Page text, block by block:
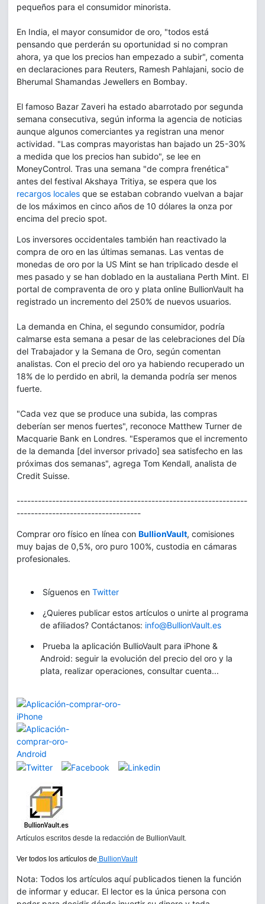
pequeños para el consumidor minorista.
En India, el mayor consumidor de oro, "todos está
pensando que perderán su oportunidad si no compran
ahora, ya que los precios han empezado a subir", comenta
en declaraciones para Reuters, Ramesh Pahlajani, socio de
Bherumal Shamandas Jewellers en Bombay.
El famoso Bazar Zaveri ha estado abarrotado por segunda
semana consecutiva, según informa la agencia de noticias
aunque algunos comerciantes ya registran una menor
actividad. "Las compras mayoristas han bajado un 25-30%
a medida que los precios han subido", se lee en
MoneyControl. Tras una semana "de compra frenética"
antes del festival Akshaya Tritiya, se espera que los
recargos locales que se estaban cobrando vuelvan a bajar
de los máximos en cinco años de 10 dólares la onza por
encima del precio spot.
Los inversores occidentales también han reactivado la
compra de oro en las últimas semanas. Las ventas de
monedas de oro por la US Mint se han triplicado desde el
mes pasado y se han doblado en la austaliana Perth Mint. El
portal de compraventa de oro y plata online BullionVault ha
registrado un incremento del 250% de nuevos usuarios.
La demanda en China, el segundo consumidor, podría
calmarse esta semana a pesar de las celebraciones del Día
del Trabajador y la Semana de Oro, según comentan
analistas. Con el precio del oro ya habiendo recuperado un
18% de lo perdido en abril, la demanda podría ser menos
fuerte.
"Cada vez que se produce una subida, las compras
deberían ser menos fuertes", reconoce Matthew Turner de
Macquarie Bank en Londres. "Esperamos que el incremento
de la demanda [del inversor privado] sea satisfecho en las
próximas dos semanas", agrega Tom Kendall, analista de
Credit Suisse.
-----------------------------------------------------------------
-----------------------------------
Comprar oro físico en línea con BullionVault, comisiones
muy bajas de 0,5%, oro puro 100%, custodia en cámaras
profesionales.
Síguenos en Twitter
¿Quieres publicar estos artículos o unirte al programa
de afiliados? Contáctanos: info@BullionVault.es
Prueba la aplicación BullioVault para iPhone &
Android: seguir la evolución del precio del oro y la
plata, realizar operaciones, consultar cuenta...
Artículos escritos desde la redacción de BullionVault.
Ver todos los artículos de BullionVault
Nota: Todos los artículos aquí publicados tienen la función
de informar y educar. El lector es la única persona con